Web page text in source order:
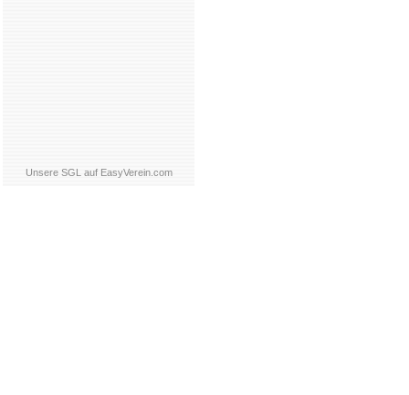
Unsere SGL auf EasyVerein.com